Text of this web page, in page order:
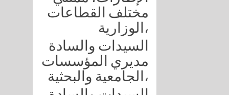
مختلف القطاعات
الوزارية،
السيدات والسادة
مديري المؤسسات
الجامعية والبحثية،